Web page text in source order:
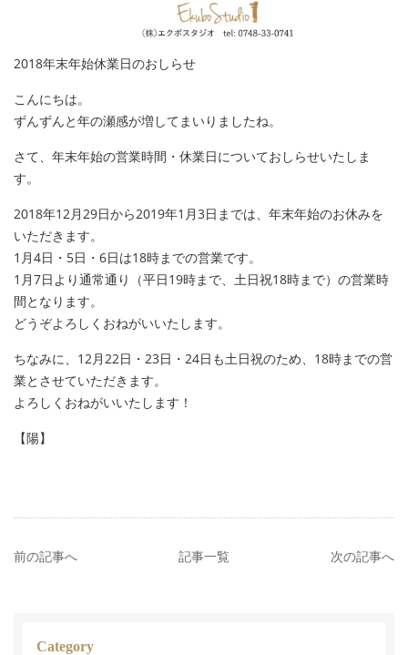
2018年末年始休業日のおしらせ
こんにちは。
ずんずんと年の瀬感が増してまいりましたね。
さて、年末年始の営業時間・休業日についておしらせいたしま
す。
2018年12月29日から2019年1月3日までは、年末年始のお休みを
いただきます。
1月4日・5日・6日は18時までの営業です。
1月7日より通常通り（平日19時まで、土日祝18時まで）の営業時
間となります。
どうぞよろしくおねがいいたします。
ちなみに、12月22日・23日・24日も土日祝のため、18時までの営
業とさせていただきます。
よろしくおねがいいたします！
【陽】
前の記事へ 次の記事へ
記事一覧
Category